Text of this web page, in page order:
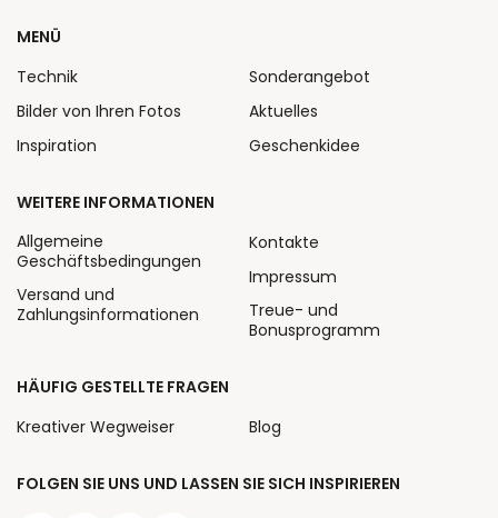
FOLGEN SIE UNS UND LASSEN SIE SICH INSPIRIEREN
MENÜ
Technik
Bilder von Ihren Fotos
Inspiration
Sonderangebot
Aktuelles
Geschenkidee
WEITERE INFORMATIONEN
Allgemeine
Geschäftsbedingungen
Versand und
Zahlungsinformationen
Kontakte
Impressum
Treue- und
Bonusprogramm
HÄUFIG GESTELLTE FRAGEN
Kreativer Wegweiser
Blog